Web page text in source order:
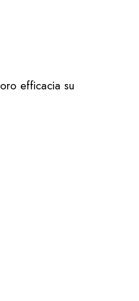
efficacia su